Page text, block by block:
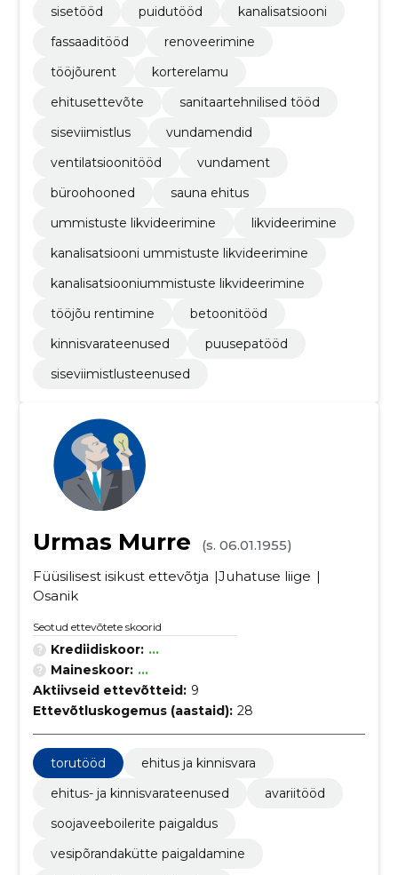
sisetööd puidutööd
kanalisatsiooni
fassaaditööd
renoveerimine
tööjõurent
korterelamu
ehitusettevõte
sanitaartehnilised tööd
siseviimistlus
vundamendid
ventilatsioonitööd
vundament
büroohooned
sauna ehitus
ummistuste likvideerimine
likvideerimine
kanalisatsiooni ummistuste likvideerimine
kanalisatsiooniummistuste likvideerimine
tööjõu rentimine
betoonitööd
kinnisvarateenused
puusepatööd
siseviimistlusteenused
Urmas Murre
(s. 06.01.1955)
Füüsilisest isikust ettevõtja
Juhatuse liige
Osanik
Seotud ettevõtete skoorid
Krediidiskoor: ...
Maineskoor: ...
Aktiivseid ettevõtteid: 9
Ettevõtluskogemus (aastaid): 28
torutööd
ehitus ja kinnisvara
ehitus- ja kinnisvarateenused
avariitööd
soojaveeboilerite paigaldus
vesipõrandakütte paigaldamine